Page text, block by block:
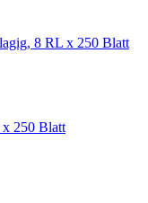
8 RL x 250 Blatt
250 Blatt